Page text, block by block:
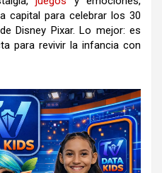
capital para celebrar los 30
Disney Pixar. Lo mejor: es
para revivir la infancia con